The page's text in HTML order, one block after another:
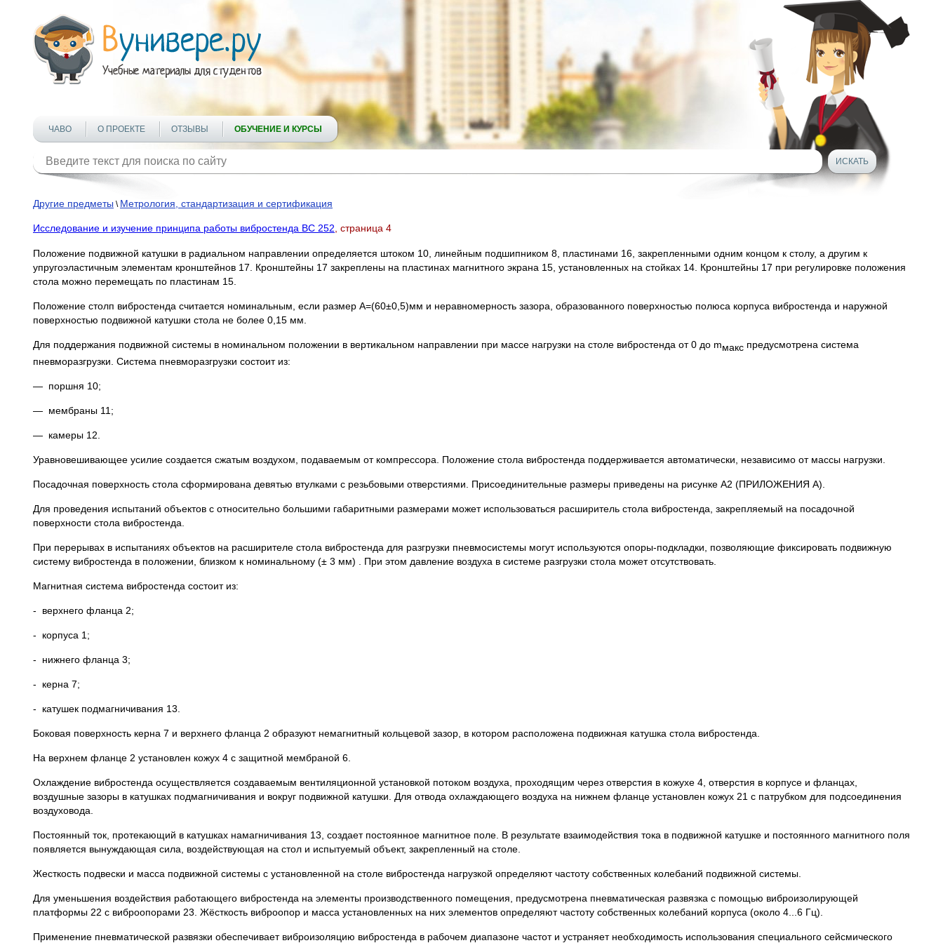
ЧАВО О ПРОЕКТЕ ОТЗЫВЫ ОБУЧЕНИЕ И КУРСЫ
Другие предметы \ Метрология, стандартизация и сертификация
Исследование и изучение принципа работы вибростенда ВС 252 , страница 4
Положение подвижной катушки в радиальном направлении определяется штоком 10, линейным подшипником 8, пластинами 16, закрепленными одним концом к столу, а другим к
упругоэластичным элементам кронштейнов 17. Кронштейны 17 закреплены на пластинах магнитного экрана 15, установленных на стойках 14. Кронштейны 17 при регулировке положения
стола можно перемещать по пластинам 15.
Положение столп вибростенда считается номинальным, если размер А=(60±0,5)мм и неравномерность зазора, образованного поверхностью полюса корпуса вибростенда и наружной
поверхностью подвижной катушки стола не более 0,15 мм.
Для поддержания подвижной системы в номинальном положении в вертикальном направлении при массе нагрузки на столе вибростенда от 0 до mмакс предусмотрена система
пневморазгрузки. Система пневморазгрузки состоит из:
— поршня 10;
— мембраны 11;
— камеры 12.
Уравновешивающее усилие создается сжатым воздухом, подаваемым от компрессора. Положение стола вибростенда поддерживается автоматически, независимо от массы нагрузки.
Посадочная поверхность стола сформирована девятью втулками с резьбовыми отверстиями. Присоединительные размеры приведены на рисунке А2 (ПРИЛОЖЕНИЯ А).
Для проведения испытаний объектов с относительно большими габаритными размерами может использоваться расширитель стола вибростенда, закрепляемый на посадочной
поверхности стола вибростенда.
При перерывах в испытаниях объектов на расширителе стола вибростенда для разгрузки пневмосистемы могут используются опоры-подкладки, позволяющие фиксировать подвижную
систему вибростенда в положении, близком к номинальному (± 3 мм) . При этом давление воздуха в системе разгрузки стола может отсутствовать.
Магнитная система вибростенда состоит из:
- верхнего фланца 2;
- корпуса 1;
- нижнего фланца 3;
- керна 7;
- катушек подмагничивания 13.
Боковая поверхность керна 7 и верхнего фланца 2 образуют немагнитный кольцевой зазор, в котором расположена подвижная катушка стола вибростенда.
На верхнем фланце 2 установлен кожух 4 с защитной мембраной 6.
Охлаждение вибростенда осуществляется создаваемым вентиляционной установкой потоком воздуха, проходящим через отверстия в кожухе 4, отверстия в корпусе и фланцах,
воздушные зазоры в катушках подмагничивания и вокруг подвижной катушки. Для отвода охлаждающего воздуха на нижнем фланце установлен кожух 21 с патрубком для подсоединения
воздуховода.
Постоянный ток, протекающий в катушках намагничивания 13, создает постоянное магнитное поле. В результате взаимодействия тока в подвижной катушке и постоянного магнитного поля
появляется вынуждающая сила, воздействующая на стол и испытуемый объект, закрепленный на столе.
Жесткость подвески и масса подвижной системы с установленной на столе вибростенда нагрузкой определяют частоту собственных колебаний подвижной системы.
Для уменьшения воздействия работающего вибростенда на элементы производственного помещения, предусмотрена пневматическая развязка с помощью виброизолирующей
платформы 22 с виброопорами 23. Жёсткость виброопор и масса установленных на них элементов определяют частоту собственных колебаний корпуса (около 4...6 Гц).
Применение пневматической развязки обеспечивает виброизоляцию вибростенда в рабочем диапазоне частот и устраняет необходимость использования специального сейсмического